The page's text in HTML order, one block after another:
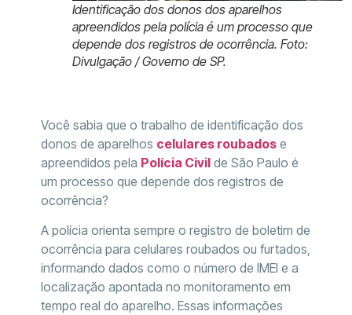
Identificação dos donos dos aparelhos
apreendidos pela polícia é um processo que
depende dos registros de ocorrência. Foto:
Divulgação / Governo de SP.
Você sabia que o trabalho de identificação dos
donos de aparelhos celulares roubadose
apreendidos pela Polícia Civil de São Paulo é
um processo que depende dos registros de
ocorrência?
A polícia orienta sempre o registro de boletim de
ocorrência para celulares roubados ou furtados,
informando dados como o número de IMEI e a
localização apontada no monitoramento em
tempo real do aparelho. Essas informações